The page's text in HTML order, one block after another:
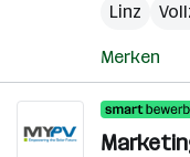
Linz
Merken